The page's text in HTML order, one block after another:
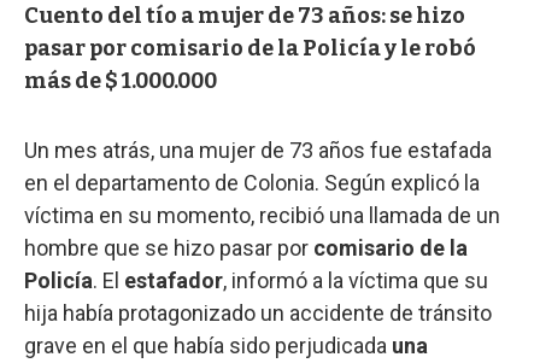
Cuento del tío a mujer de 73 años: se hizo
pasar por comisario de la Policía y le robó
más de $ 1.000.000
Un mes atrás, una mujer de 73 años fue estafada
en el departamento de Colonia. Según explicó la
víctima en su momento, recibió una llamada de un
hombre que se hizo pasar por comisario de la
Policía. El estafador, informó a la víctima que su
hija había protagonizado un accidente de tránsito
grave en el que había sido perjudicada una